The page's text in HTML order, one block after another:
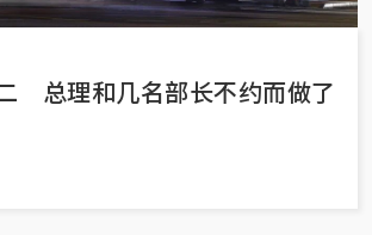
总理和几名部长不约而做了